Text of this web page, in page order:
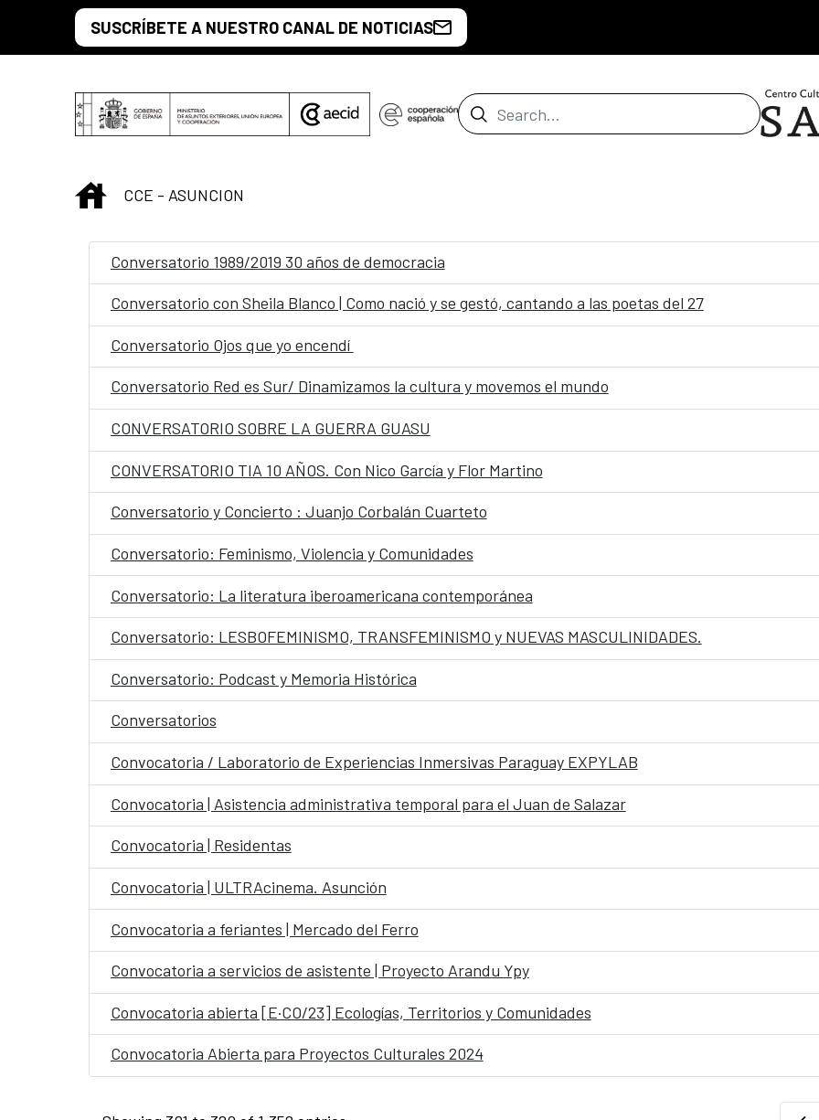
Skip to Main ContentSUSCRÍBETE A NUESTRO CANAL DE NOTICIAS
Search Bar
INICIO
CCE - ASUNCION
Conversatorio 1989/2019 30 años de democracia
Conversatorio con Sheila Blanco | Como nació y se gestó, cantando a las poetas del 27
Conversatorio Ojos que yo encendí
Conversatorio Red es Sur/ Dinamizamos la cultura y movemos el mundo
CONVERSATORIO SOBRE LA GUERRA GUASU
CONVERSATORIO TIA 10 AÑOS. Con Nico García y Flor Martino
Conversatorio y Concierto : Juanjo Corbalán Cuarteto
Conversatorio: Feminismo, Violencia y Comunidades
Conversatorio: La literatura iberoamericana contemporánea
Conversatorio: LESBOFEMINISMO, TRANSFEMINISMO y NUEVAS MASCULINIDADES.
Conversatorio: Podcast y Memoria Histórica
Conversatorios
Convocatoria / Laboratorio de Experiencias Inmersivas Paraguay EXPYLAB
Convocatoria | Asistencia administrativa temporal para el Juan de Salazar
Convocatoria | Residentas
Convocatoria | ULTRAcinema. Asunción
Convocatoria a feriantes | Mercado del Ferro
Convocatoria a servicios de asistente | Proyecto Arandu Ypy
Convocatoria abierta [E·CO/23] Ecologías, Territorios y Comunidades
Convocatoria Abierta para Proyectos Culturales 2024